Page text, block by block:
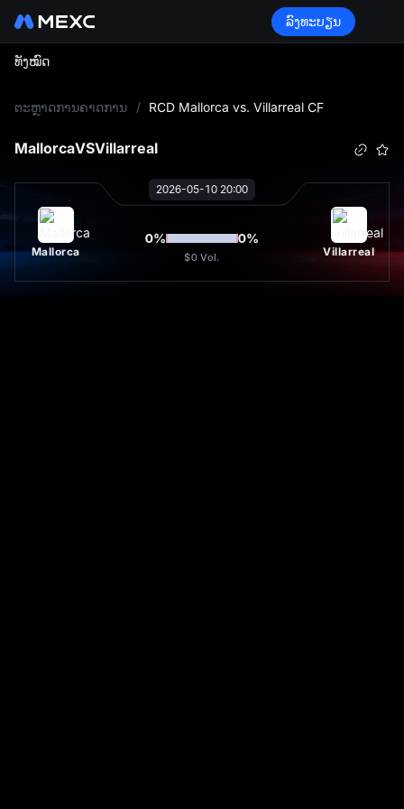
ລົງທະບຽນ
ທັງໝົດ
ຕະຫຼາດການຄາດການ / RCD Mallorca vs. Villarreal CF
MallorcaVSVillarreal
2026-05-10 20:00
Mallorca
0% 0%
$0 Vol. Villarreal